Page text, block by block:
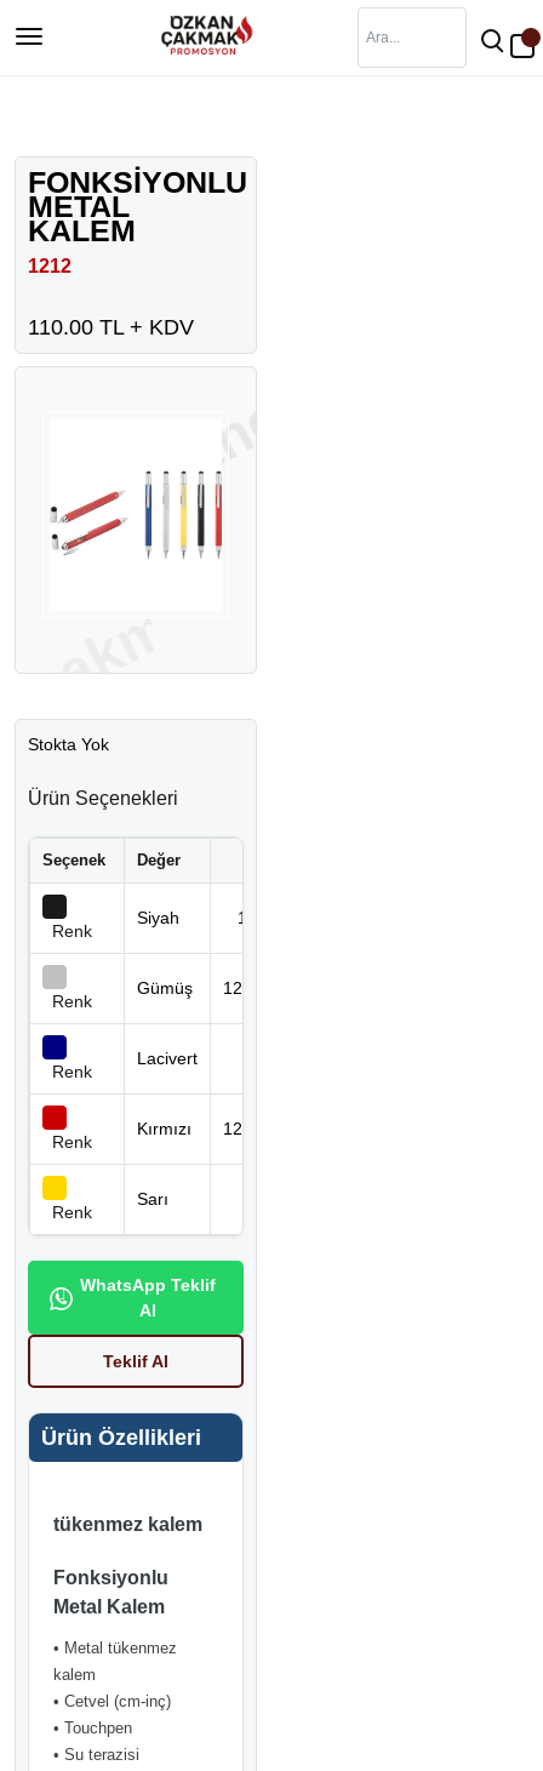
FONKSİYONLU
METAL
KALEM
1212
110.00 TL + KDV
Stokta Yok
Ürün Seçenekleri
Seçenek Değer
Renk
Siyah 1212 SİYAH
Renk
Gümüş 1212 GÜMÜŞ
Renk
Lacivert
Renk
Kırmızı 1212 KIRMIZI
Renk
Sarı
WhatsApp Teklif
Al
Teklif Al
Ürün Özellikleri
tükenmez kalem
Fonksiyonlu
Metal Kalem
• Metal tükenmez
kalem
• Cetvel (cm-inç)
• Touchpen
• Su terazisi